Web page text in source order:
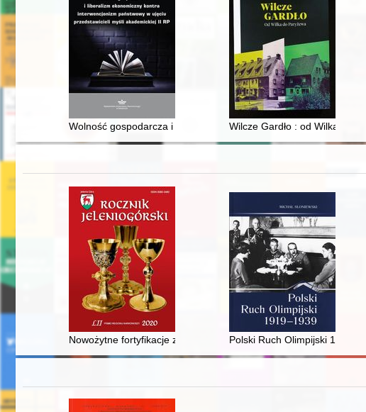
Wolność gospodarcza i liberalizm ekonomiczny kontra
Wilcze Gardło : od Wilka do
Nowożytne fortyfikacje ziemne okolic Kamiennej Góry
Polski Ruch Olimpijski 1919-